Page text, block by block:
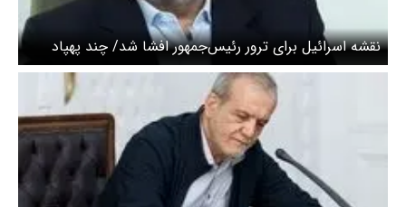
نقشه اسرائیل برای ترور رئیس‌جمهور افشا شد/ چند پهپاد
دنبال مسعود پزشکیان بودند